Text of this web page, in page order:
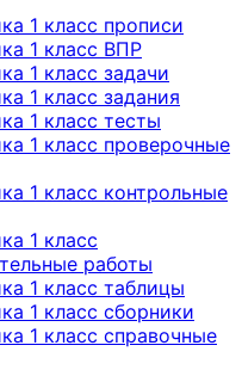
1 класс прописи
1 класс ВПР
1 класс задачи
1 класс задания
1 класс тесты
1 класс проверочные
1 класс контрольные
1 класс
работы
1 класс таблицы
1 класс сборники
1 класс справочные